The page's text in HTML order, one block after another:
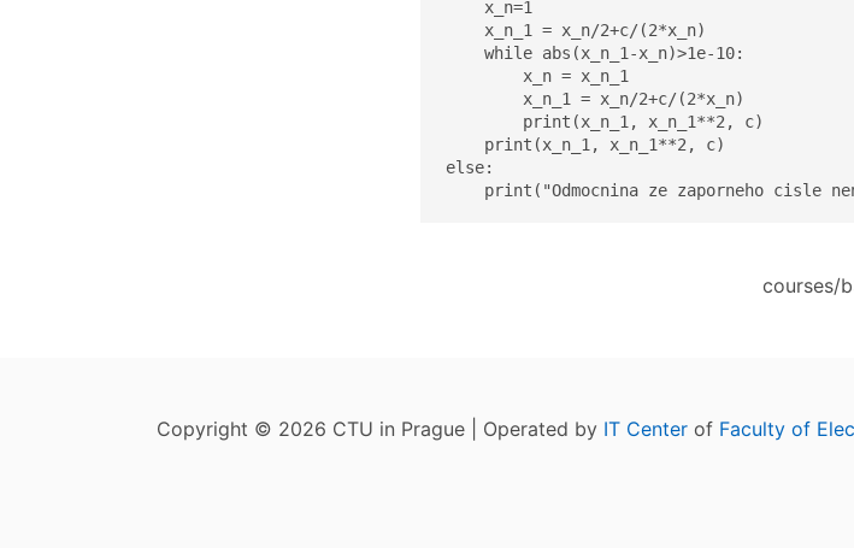
    x_n=1
    x_n_1 = x_n/2+c/(2*x_n)
    while abs(x_n_1-x_n)>1e-10:
        x_n = x_n_1
        x_n_1 = x_n/2+c/(2*x_n)
        print(x_n_1, x_n_1**2, c)
    print(x_n_1, x_n_1**2, c)
else:
print("Odmocnina ze zaporneho cisle
courses/
Copyright © 2026 CTU in Prague | Operated by IT Center of Faculty of